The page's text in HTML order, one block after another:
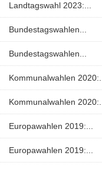
Landtagswahl 2023:...
Bundestagswahlen...
Bundestagswahlen...
Kommunalwahlen 2020:...
Kommunalwahlen 2020:...
Europawahlen 2019:...
Europawahlen 2019:...